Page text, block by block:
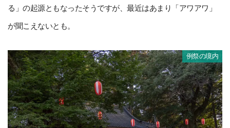
る」の起源ともなったそうですが、最近はあまり「アワアワ」
が聞こえないとも。
例祭の境内